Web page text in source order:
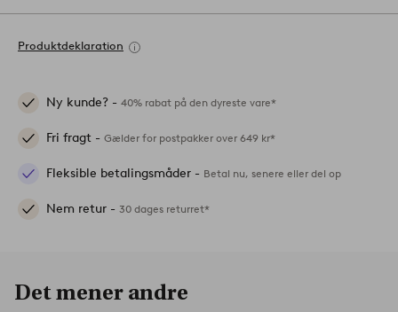
Produktdeklaration
Ny kunde? - 40% rabat på den dyreste vare*
Fri fragt - Gælder for postpakker over 649 kr*
Fleksible betalingsmåder - Betal nu, senere eller del op
Nem retur - 30 dages returret*
Det mener andre